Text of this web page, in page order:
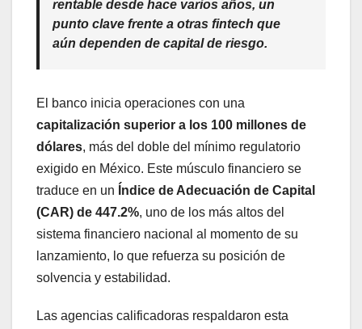
rentable desde hace varios años, un
punto clave frente a otras fintech que
aún dependen de capital de riesgo.
El banco inicia operaciones con una
capitalización superior a los 100 millones de
dólares, más del doble del mínimo regulatorio
exigido en México. Este músculo financiero se
traduce en un Índice de Adecuación de Capital
(CAR) de 447.2%, uno de los más altos del
sistema financiero nacional al momento de su
lanzamiento, lo que refuerza su posición de
solvencia y estabilidad.
Las agencias calificadoras respaldaron esta